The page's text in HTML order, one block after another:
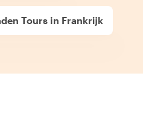
Tours in Frankrijk